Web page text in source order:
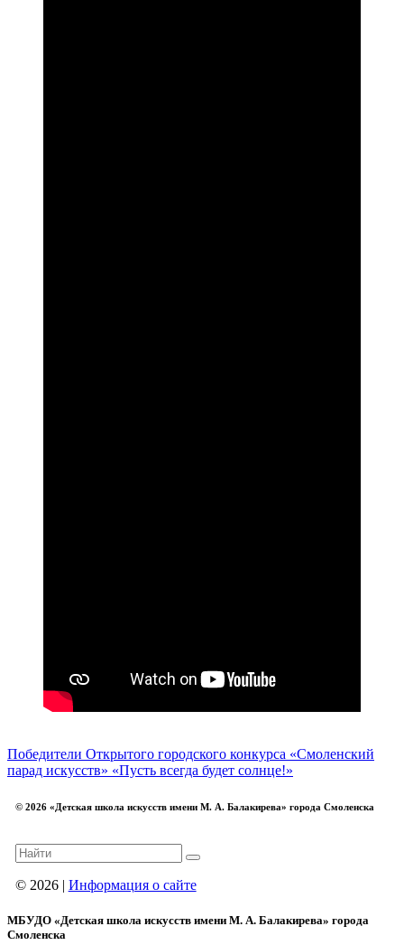
Победители Открытого городского конкурса «Смоленский
парад искусств» «Пусть всегда будет солнце!»
© 2026 «Детская школа искусств имени М. А. Балакирева» города Смоленска
© 2026 | Информация о сайте
МБУДО «Детская школа искусств имени М. А. Балакирева» города
Смоленска